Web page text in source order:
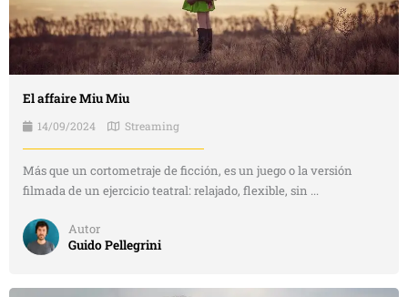
El affaire Miu Miu
14/09/2024 Streaming
Más que un cortometraje de ficción, es un juego o la versión
filmada de un ejercicio teatral: relajado, flexible, sin ...
Autor
Guido Pellegrini